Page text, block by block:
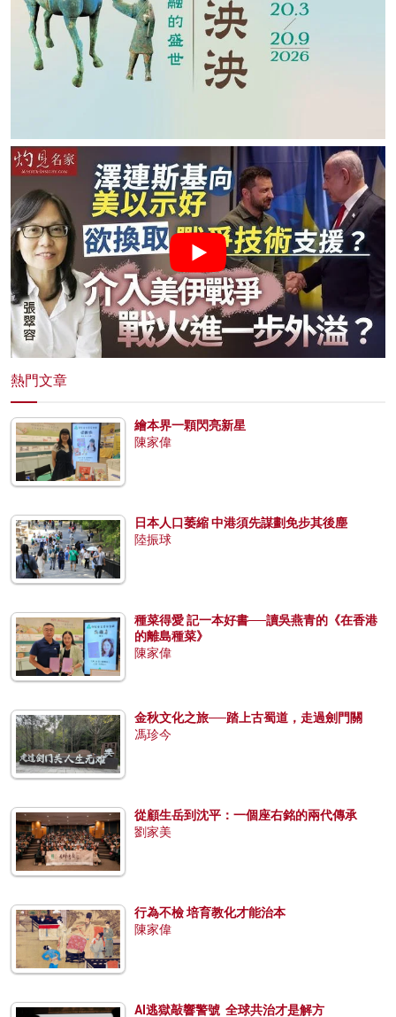
熱門文章
繪本界一顆閃亮新星
陳家偉
日本人口萎縮 中港須先謀劃免步其後塵
陸振球
種菜得愛 記一本好書──讀吳燕青的《在香港
的離島種菜》
陳家偉
金秋文化之旅──踏上古蜀道，走過劍門關
馮珍今
從顧生岳到沈平：一個座右銘的兩代傳承
劉家美
行為不檢 培育教化才能治本
陳家偉
AI逃獄敲響警號 全球共治才是解方